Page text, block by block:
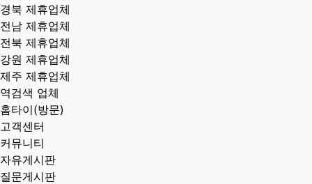
경북 제휴업체
전남 제휴업체
전북 제휴업체
강원 제휴업체
제주 제휴업체
역검색 업체
홈타이(방문)
고객센터
커뮤니티
자유게시판
질문게시판